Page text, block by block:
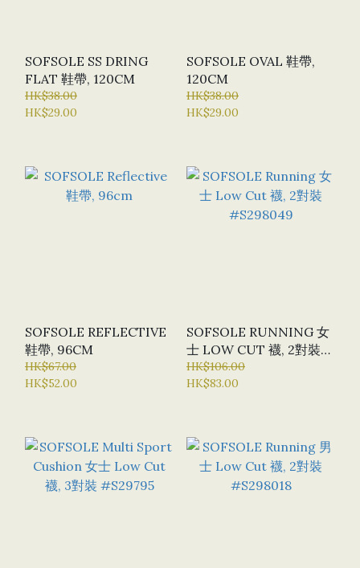
SOFSOLE SS DRING
FLAT 鞋帶, 120CM
HK$38.00
HK$29.00
SOFSOLE OVAL 鞋帶,
120CM
HK$38.00
HK$29.00
SOFSOLE REFLECTIVE
鞋帶, 96CM
HK$67.00
HK$52.00
SOFSOLE RUNNING 女
士 LOW CUT 襪, 2對裝
#S298049
HK$106.00
HK$83.00